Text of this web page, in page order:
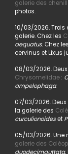
galerie des
photos.
10/03/2026.
galerie. Chez les
aequatus. Chez les
cervinus et Lixus
08/03/2026.
Chrysomelidae:
ampelophaga.
07/03/2026.
la galerie des
curculionoideset
05/03/2026. Une
galerie des
duodecimguttata.